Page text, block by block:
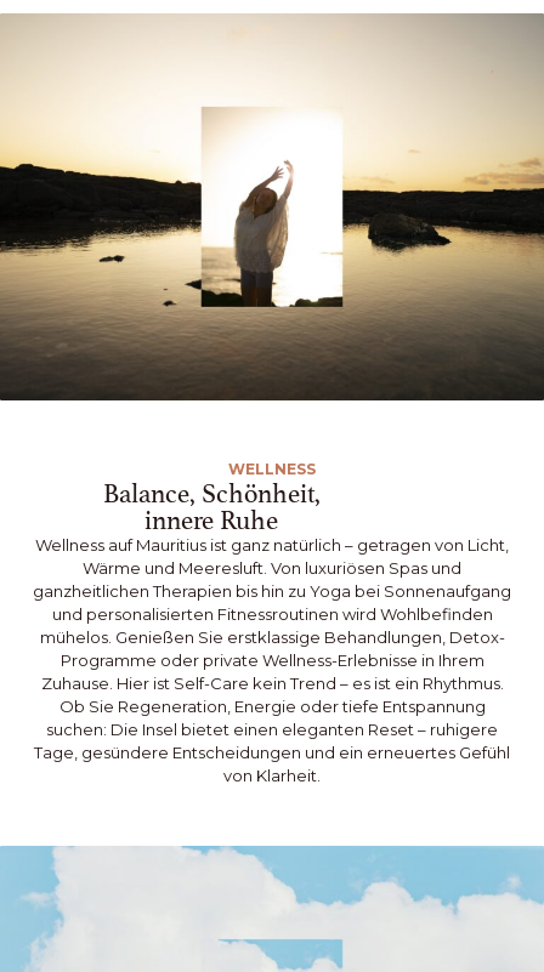
WELLNESS
Balance, Schönheit,
innere Ruhe
Wellness auf Mauritius ist ganz natürlich – getragen von Licht,
Wärme und Meeresluft. Von luxuriösen Spas und
ganzheitlichen Therapien bis hin zu Yoga bei Sonnenaufgang
und personalisierten Fitnessroutinen wird Wohlbefinden
mühelos. Genießen Sie erstklassige Behandlungen, Detox-
Programme oder private Wellness-Erlebnisse in Ihrem
Zuhause. Hier ist Self-Care kein Trend – es ist ein Rhythmus.
Ob Sie Regeneration, Energie oder tiefe Entspannung
suchen: Die Insel bietet einen eleganten Reset – ruhigere
Tage, gesündere Entscheidungen und ein erneuertes Gefühl
von Klarheit.